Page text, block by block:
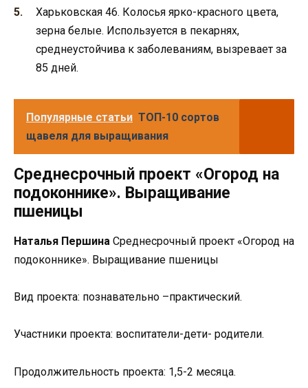
Харьковская 46. Колосья ярко-красного цвета,
зерна белые. Используется в пекарнях,
среднеустойчива к заболеваниям, вызревает за
85 дней.
Популярные статьи ТОП-10 сортов
щавеля для выращивания
Среднесрочный проект «Огород на
подоконнике». Выращивание
пшеницы
Наталья Першина Среднесрочный проект «Огород на
подоконнике». Выращивание пшеницы
Вид проекта: познавательно –практический.
Участники проекта: воспитатели-дети- родители.
Продолжительность проекта: 1,5-2 месяца.